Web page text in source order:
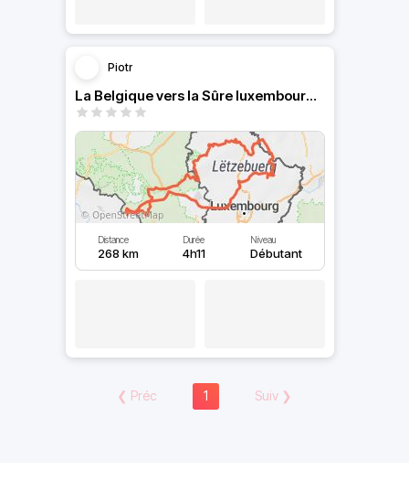
Piotr
La Belgique vers la Sûre luxembourgeoise, le mullerthal,...
Distance
268 km
Durée
4h11
Niveau
Débutant
❮ Préc 1 Suiv ❯